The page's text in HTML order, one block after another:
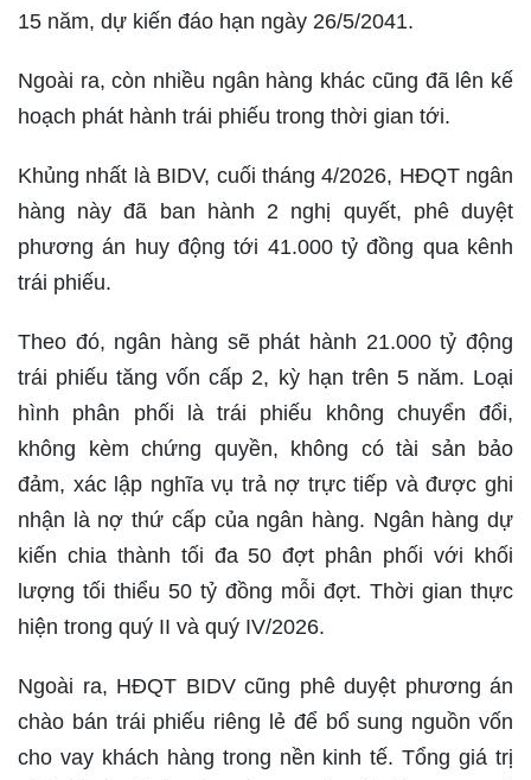
15 năm, dự kiến đáo hạn ngày 26/5/2041.
Ngoài ra, còn nhiều ngân hàng khác cũng đã lên kế
hoạch phát hành trái phiếu trong thời gian tới.
Khủng nhất là BIDV, cuối tháng 4/2026, HĐQT ngân
hàng này đã ban hành 2 nghị quyết, phê duyệt
phương án huy động tới 41.000 tỷ đồng qua kênh
trái phiếu.
Theo đó, ngân hàng sẽ phát hành 21.000 tỷ động
trái phiếu tăng vốn cấp 2, kỳ hạn trên 5 năm. Loại
hình phân phối là trái phiếu không chuyển đổi,
không kèm chứng quyền, không có tài sản bảo
đảm, xác lập nghĩa vụ trả nợ trực tiếp và được ghi
nhận là nợ thứ cấp của ngân hàng. Ngân hàng dự
kiến chia thành tối đa 50 đợt phân phối với khối
lượng tối thiểu 50 tỷ đồng mỗi đợt. Thời gian thực
hiện trong quý II và quý IV/2026.
Ngoài ra, HĐQT BIDV cũng phê duyệt phương án
chào bán trái phiếu riêng lẻ để bổ sung nguồn vốn
cho vay khách hàng trong nền kinh tế. Tổng giá trị